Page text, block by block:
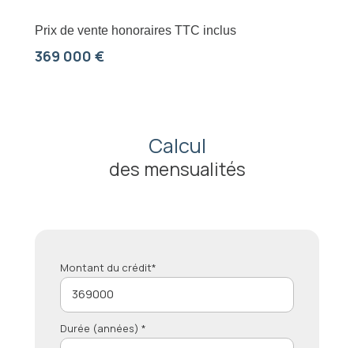
Prix de vente honoraires TTC inclus
369 000 €
Calcul
des mensualités
Montant du crédit*
Durée (années) *